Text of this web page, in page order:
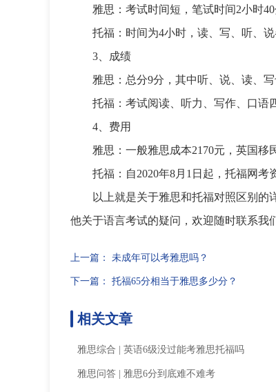
雅思：考试时间短，笔试时间2小时
托福：时间为4小时，读、写、听、
3、成绩
雅思：总分9分，其中听、说、读、
托福：考试阅读、听力、写作、口语
4、费用
雅思：一般雅思成本2170元，英国移
托福：自2020年8月1日起，托福网考
以上就是关于雅思和托福对照区别
他关于语言考试的疑问，欢迎随时联系我
上一篇： 未成年可以考雅思吗？
下一篇： 托福65分相当于雅思多少分？
相关文章
雅思综合 英语6级没过能考雅思托福吗
雅思问答 雅思6分到底难不难考